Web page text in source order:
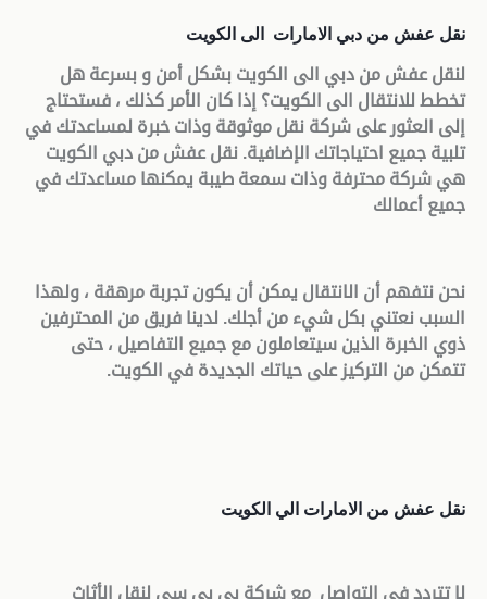
نقل عفش من دبي الامارات الى الكويت
لنقل عفش من دبي الى الكويت بشكل أمن و بسرعة هل
تخطط للانتقال الى الكويت؟ إذا كان الأمر كذلك ، فستحتاج
إلى العثور على شركة نقل موثوقة وذات خبرة لمساعدتك في
تلبية جميع احتياجاتك الإضافية. نقل عفش من دبي الكويت
هي شركة محترفة وذات سمعة طيبة يمكنها مساعدتك في
جميع أعمالك
نحن نتفهم أن الانتقال يمكن أن يكون تجربة مرهقة ، ولهذا
السبب نعتني بكل شيء من أجلك. لدينا فريق من المحترفين
ذوي الخبرة الذين سيتعاملون مع جميع التفاصيل ، حتى
تتمكن من التركيز على حياتك الجديدة في الكويت.
نقل عفش من الامارات الي الكويت
لا تتردد في التواصل مع شركة بي بي سي لنقل الأثاث